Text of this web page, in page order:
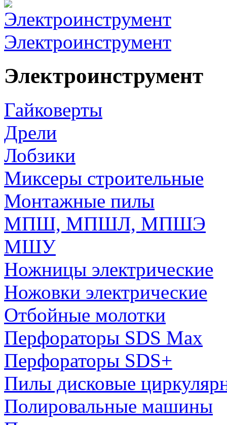
Электроинструмент
Электроинструмент
Гайковерты
Дрели
Лобзики
Миксеры строительные
Монтажные пилы
МПШ, МПШЛ, МПШЭ
МШУ
Ножницы электрические
Ножовки электрические
Отбойные молотки
Перфораторы SDS Max
Перфораторы SDS+
Пилы дисковые
Полировальные машины